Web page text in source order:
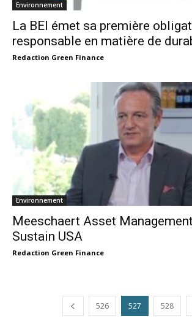
Environnement
La BEI émet sa première
responsable en matière de
Redaction Green Finance
Environnement
Meeschaert Asset
Sustain USA
Redaction Green Finance
526 527 528